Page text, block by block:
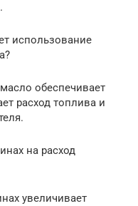
использование
обеспечивает
расход топлива и
на расход
увеличивает